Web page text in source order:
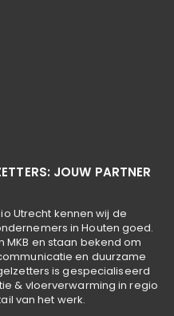
JOUW PARTNER
Utrecht kennen wij de
in Houten goed.
en staan bekend om
en duurzame
is gespecialiseerd
& vloerverwarming in regio
van het werk.